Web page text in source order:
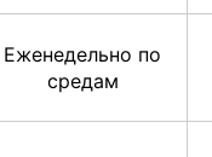
Еженедельно по
средам